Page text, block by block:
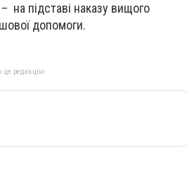
на підставі наказу вищого
допомоги.
це редакцію